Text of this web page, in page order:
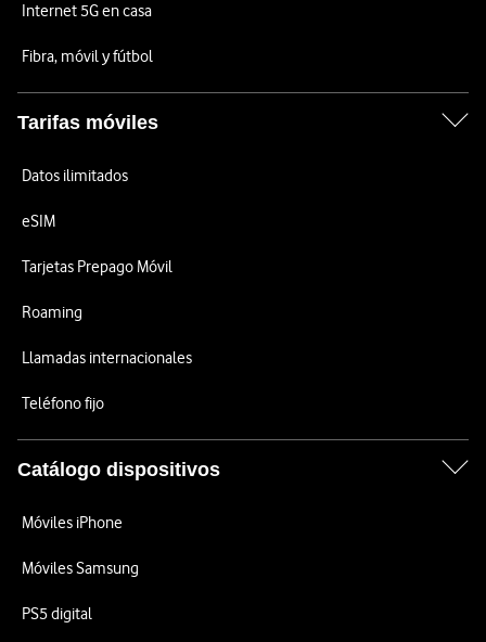
Internet 5G en casa
Fibra, móvil y fútbol
Tarifas móviles
Datos ilimitados
eSIM
Tarjetas Prepago Móvil
Roaming
Llamadas internacionales
Teléfono fijo
Catálogo dispositivos
Móviles iPhone
Móviles Samsung
PS5 digital